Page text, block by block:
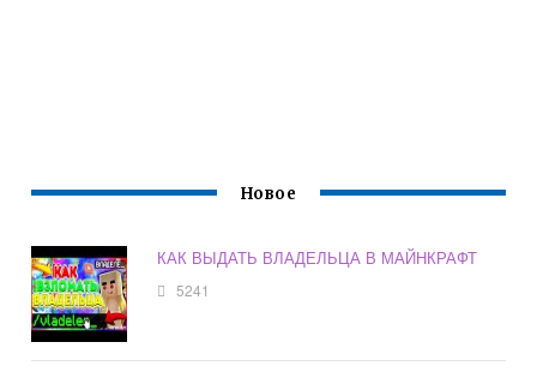
Новое
КАК ВЫДАТЬ ВЛАДЕЛЬЦА В МАЙНКРАФТ
5241